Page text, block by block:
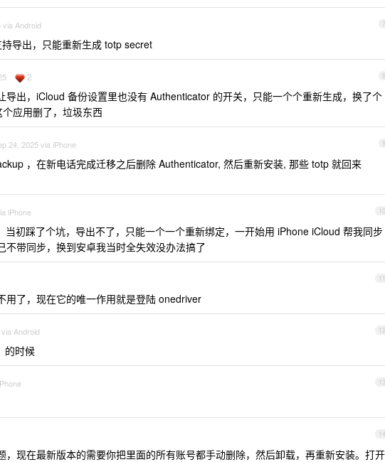
7
via Android
导出，只能重新生成 totp secret
8
2
导出，iCloud 备份设置里也没有 Authenticator 的开关，只能一个个重新生成，换了个
应用删了，垃圾东西
9
24, 2025 via iPhone
，在新电话完成迁移之后删除 Authenticator, 然后重新安装, 那些 totp 就回来
10
iPhone
当初踩了个坑，导出不了，只能一个一个重新绑定，一开始用 iPhone iCloud 帮我同步
不带同步，换到安卓我当时全失效没办法搞了
11
用了，现在它的唯一作用就是登陆 onedriver
12
Android
的时候
13
14
，现在最新版本的需要你把里面的所有账号都手动删除，然后卸载，再重新安装。打开